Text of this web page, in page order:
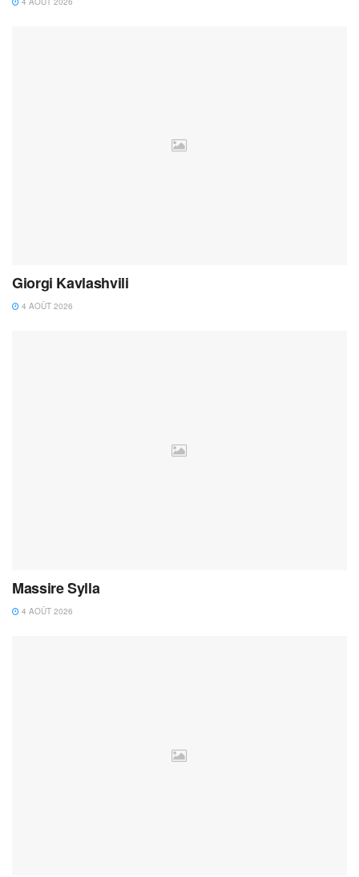
Giorgi Kavlashvili
4 AOÛT 2026
Massire Sylla
4 AOÛT 2026